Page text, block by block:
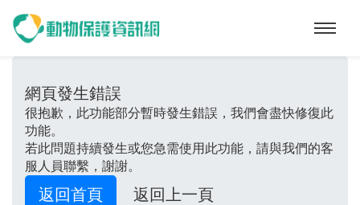
動物保護資訊網
網頁發生錯誤
很抱歉，此功能部分暫時發生錯誤，我們會盡快修復此
功能。
若此問題持續發生或您急需使用此功能，請與我們的客
服人員聯繫，謝謝。
返回首頁 返回上一頁